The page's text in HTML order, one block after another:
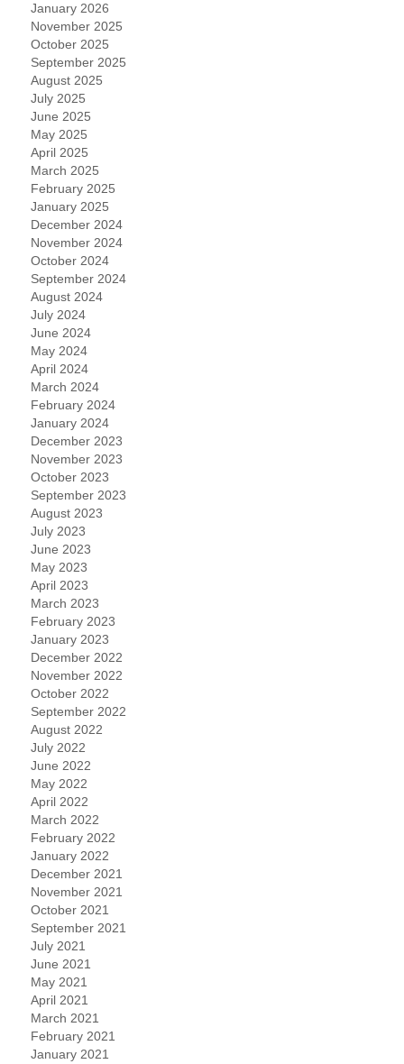
January 2026
November 2025
October 2025
September 2025
August 2025
July 2025
June 2025
May 2025
April 2025
March 2025
February 2025
January 2025
December 2024
November 2024
October 2024
September 2024
August 2024
July 2024
June 2024
May 2024
April 2024
March 2024
February 2024
January 2024
December 2023
November 2023
October 2023
September 2023
August 2023
July 2023
June 2023
May 2023
April 2023
March 2023
February 2023
January 2023
December 2022
November 2022
October 2022
September 2022
August 2022
July 2022
June 2022
May 2022
April 2022
March 2022
February 2022
January 2022
December 2021
November 2021
October 2021
September 2021
July 2021
June 2021
May 2021
April 2021
March 2021
February 2021
January 2021